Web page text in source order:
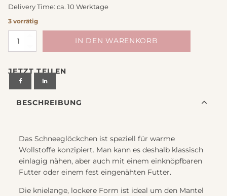
Delivery Time: ca. 10 Werktage
3 vorrätig
Schnittmuster
Schneeglöckchen
von
Lotte
Ludwig
IN DEN WARENKORB
JETZT TEILEN
BESCHREIBUNG
Das Schneeglöckchen ist speziell für warme
Wollstoffe konzipiert. Man kann es deshalb klassisch
einlagig nähen, aber auch mit einem einknöpfbaren
Futter oder einem fest eingenähten Futter.
Die knielange, lockere Form ist ideal um den Mantel